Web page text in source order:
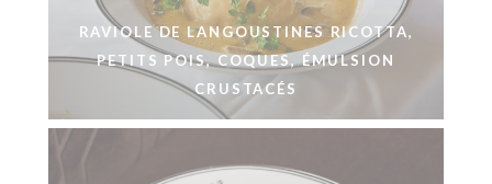
RAVIOLE DE LANGOUSTINES RICOTTA,
PETITS POIS, COQUES, ÉMULSION
CRUSTACÉS